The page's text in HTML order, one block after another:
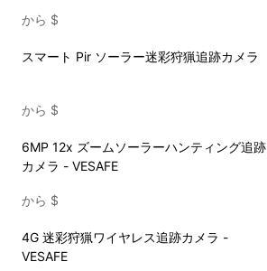
から $
スマート Pir ソーラー迷彩狩猟追跡カメラ
から $
6MP 12x ズームソーラーハンティング追跡
カメラ - VESAFE
から $
4G 迷彩狩猟ワイヤレス追跡カメラ -
VESAFE